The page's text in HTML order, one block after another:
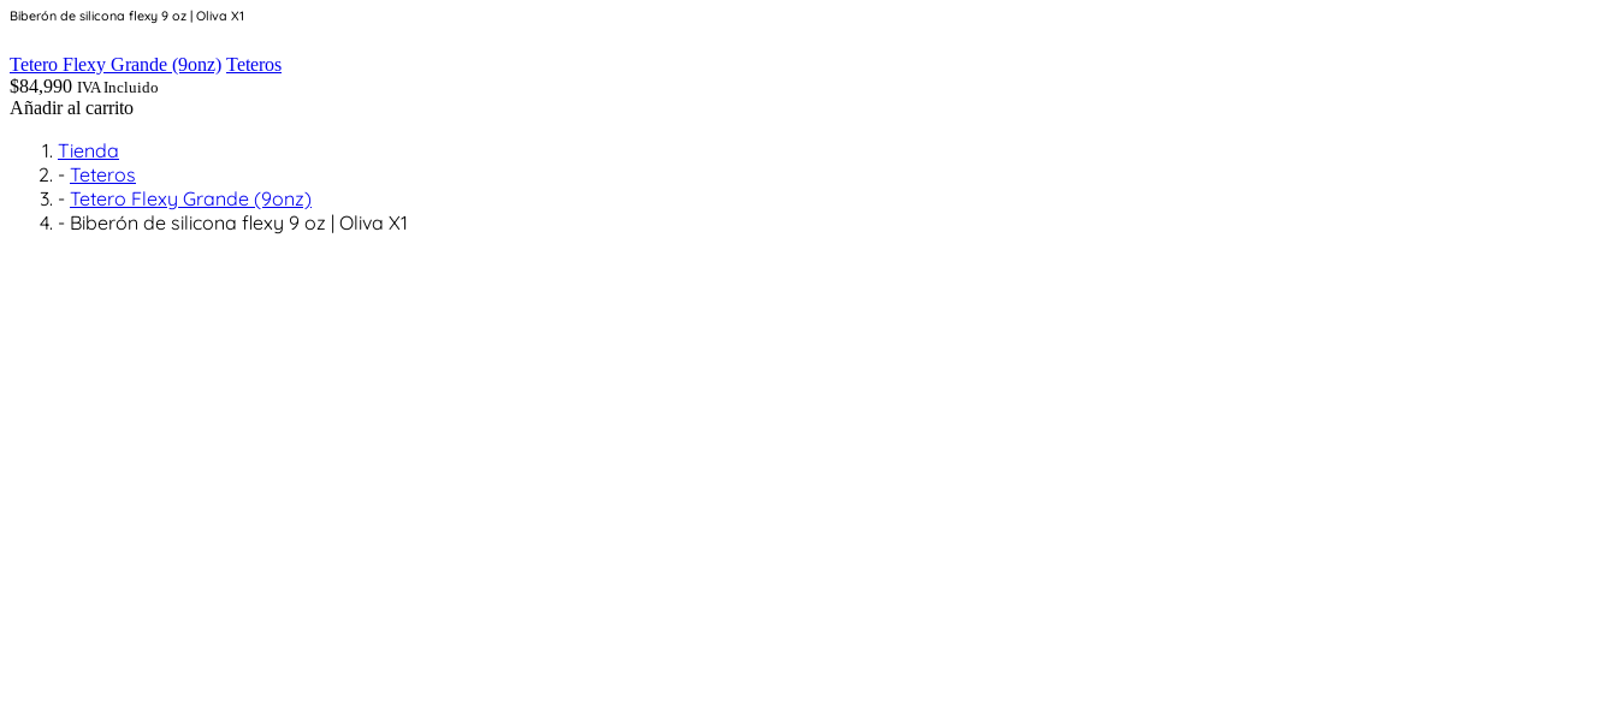
Biberón de silicona flexy 9 oz | Oliva X1
Tetero Flexy Grande (9onz) Teteros
$84,990 IVA Incluido
Añadir al carrito
Tienda
- Teteros
- Tetero Flexy Grande (9onz)
- Biberón de silicona flexy 9 oz | Oliva X1